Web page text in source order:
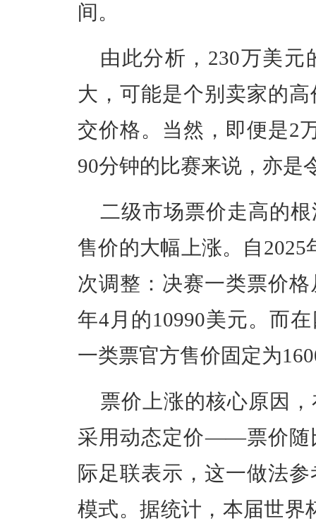
间。
由此分析，230万美
大，可能是个别卖家的
交价格。当然，即便是2
90分钟的比赛来说，亦是
二级市场票价走高的
售价的大幅上涨。自
次调整：决赛一类票价
年4月的10990美元。而
一类票官方售价固定为
票价上涨的核心原因
采用动态定价——票价随
际足联表示，这一做法
模式。据统计，本届世界